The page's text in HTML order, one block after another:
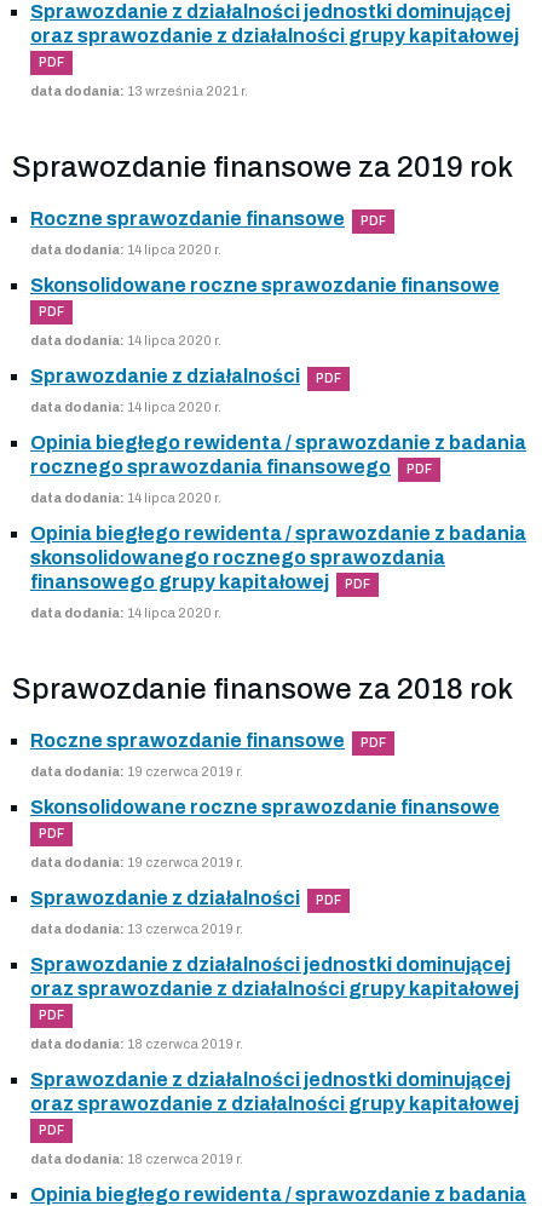
Sprawozdanie z działalności jednostki dominującej
oraz sprawozdanie z działalności grupy kapitałowej
PDF
data dodania: 13 września 2021 r.
Sprawozdanie finansowe za 2019 rok
Roczne sprawozdanie finansowe PDF
data dodania: 14 lipca 2020 r.
Skonsolidowane roczne sprawozdanie finansowe
PDF
data dodania: 14 lipca 2020 r.
Sprawozdanie z działalności PDF
data dodania: 14 lipca 2020 r.
Opinia biegłego rewidenta / sprawozdanie z badania
rocznego sprawozdania finansowego
PDF
data dodania: 14 lipca 2020 r.
Opinia biegłego rewidenta / sprawozdanie z badania
skonsolidowanego rocznego sprawozdania
finansowego grupy kapitałowej
PDF
data dodania: 14 lipca 2020 r.
Sprawozdanie finansowe za 2018 rok
Roczne sprawozdanie finansowe PDF
data dodania: 19 czerwca 2019 r.
Skonsolidowane roczne sprawozdanie finansowe
PDF
data dodania: 19 czerwca 2019 r.
Sprawozdanie z działalności PDF
data dodania: 13 czerwca 2019 r.
Sprawozdanie z działalności jednostki dominującej
oraz sprawozdanie z działalności grupy kapitałowej
PDF
data dodania: 18 czerwca 2019 r.
Sprawozdanie z działalności jednostki dominującej
oraz sprawozdanie z działalności grupy kapitałowej
PDF
data dodania: 18 czerwca 2019 r.
Opinia biegłego rewidenta / sprawozdanie z badania